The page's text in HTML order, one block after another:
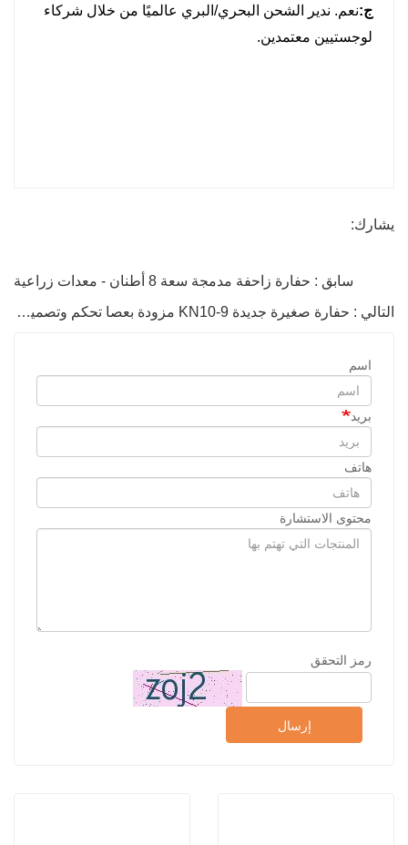
ج:نعم. ندير الشحن البحري/البري عالميًا من خلال شركاء
لوجستيين معتمدين.
يشارك:
سابق : حفارة زاحفة مدمجة سعة 8 أطنان - معدات زراعية
التالي : حفارة صغيرة جديدة KN10-9 مزودة بعصا تحكم وتصميم ذيل إبهام صفري
اسم
بريد
هاتف
محتوى الاستشارة
رمز التحقق
إرسال